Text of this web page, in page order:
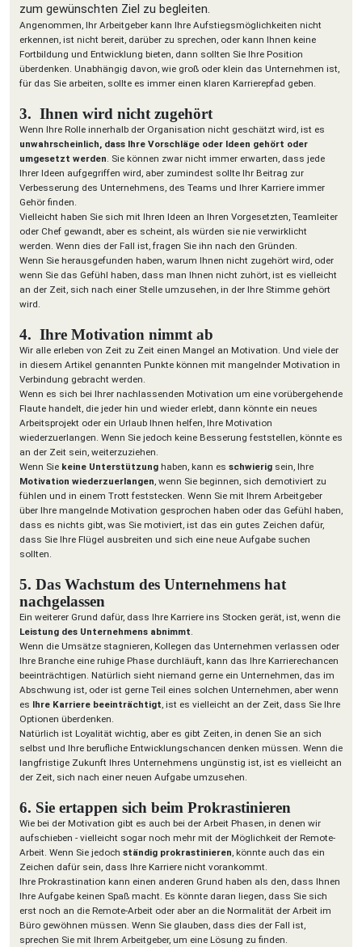
zum gewünschten Ziel zu begleiten.
Angenommen, Ihr Arbeitgeber kann Ihre Aufstiegsmöglichkeiten nicht
erkennen, ist nicht bereit, darüber zu sprechen, oder kann Ihnen keine
Fortbildung und Entwicklung bieten, dann sollten Sie Ihre Position
überdenken. Unabhängig davon, wie groß oder klein das Unternehmen ist,
für das Sie arbeiten, sollte es immer einen klaren Karrierepfad geben.
3. Ihnen wird nicht zugehört
Wenn Ihre Rolle innerhalb der Organisation nicht geschätzt wird, ist es
unwahrscheinlich, dass Ihre Vorschläge oder Ideen gehört oder
umgesetzt werden . Sie können zwar nicht immer erwarten, dass jede
Ihrer Ideen aufgegriffen wird, aber zumindest sollte Ihr Beitrag zur
Verbesserung des Unternehmens, des Teams und Ihrer Karriere immer
Gehör finden.
Vielleicht haben Sie sich mit Ihren Ideen an Ihren Vorgesetzten, Teamleiter
oder Chef gewandt, aber es scheint, als würden sie nie verwirklicht
werden. Wenn dies der Fall ist, fragen Sie ihn nach den Gründen.
Wenn Sie herausgefunden haben, warum Ihnen nicht zugehört wird, oder
wenn Sie das Gefühl haben, dass man Ihnen nicht zuhört, ist es vielleicht
an der Zeit, sich nach einer Stelle umzusehen, in der Ihre Stimme gehört
wird.
4. Ihre Motivation nimmt ab
Wir alle erleben von Zeit zu Zeit einen Mangel an Motivation. Und viele der
in diesem Artikel genannten Punkte können mit mangelnder Motivation in
Verbindung gebracht werden.
Wenn es sich bei Ihrer nachlassenden Motivation um eine vorübergehende
Flaute handelt, die jeder hin und wieder erlebt, dann könnte ein neues
Arbeitsprojekt oder ein Urlaub Ihnen helfen, Ihre Motivation
wiederzuerlangen. Wenn Sie jedoch keine Besserung feststellen, könnte es
an der Zeit sein, weiterzuziehen.
Wenn Sie keine Unterstützung haben, kann es schwierig sein, Ihre
Motivation wiederzuerlangen , wenn Sie beginnen, sich demotiviert zu
fühlen und in einem Trott feststecken. Wenn Sie mit Ihrem Arbeitgeber
über Ihre mangelnde Motivation gesprochen haben oder das Gefühl haben,
dass es nichts gibt, was Sie motiviert, ist das ein gutes Zeichen dafür,
dass Sie Ihre Flügel ausbreiten und sich eine neue Aufgabe suchen
sollten.
5. Das Wachstum des Unternehmens hat
nachgelassen
Ein weiterer Grund dafür, dass Ihre Karriere ins Stocken gerät, ist, wenn die
Leistung des Unternehmens abnimmt
Wenn die Umsätze stagnieren, Kollegen das Unternehmen verlassen oder
Ihre Branche eine ruhige Phase durchläuft, kann das Ihre Karrierechancen
beeinträchtigen. Natürlich sieht niemand gerne ein Unternehmen, das im
Abschwung ist, oder ist gerne Teil eines solchen Unternehmen, aber wenn
es Ihre Karriere beeinträchtigt , ist es vielleicht an der Zeit, dass Sie Ihre
Optionen überdenken.
Natürlich ist Loyalität wichtig, aber es gibt Zeiten, in denen Sie an sich
selbst und Ihre berufliche Entwicklungschancen denken müssen. Wenn die
langfristige Zukunft Ihres Unternehmens ungünstig ist, ist es vielleicht an
der Zeit, sich nach einer neuen Aufgabe umzusehen.
6. Sie ertappen sich beim Prokrastinieren
Wie bei der Motivation gibt es auch bei der Arbeit Phasen, in denen wir
aufschieben - vielleicht sogar noch mehr mit der Möglichkeit der Remote-
Arbeit. Wenn Sie jedoch ständig prokrastinieren , könnte auch das ein
Zeichen dafür sein, dass Ihre Karriere nicht vorankommt.
Ihre Prokrastination kann einen anderen Grund haben als den, dass Ihnen
Ihre Aufgabe keinen Spaß macht. Es könnte daran liegen, dass Sie sich
erst noch an die Remote-Arbeit oder aber an die Normalität der Arbeit im
Büro gewöhnen müssen. Wenn Sie glauben, dass dies der Fall ist,
sprechen Sie mit Ihrem Arbeitgeber, um eine Lösung zu finden.